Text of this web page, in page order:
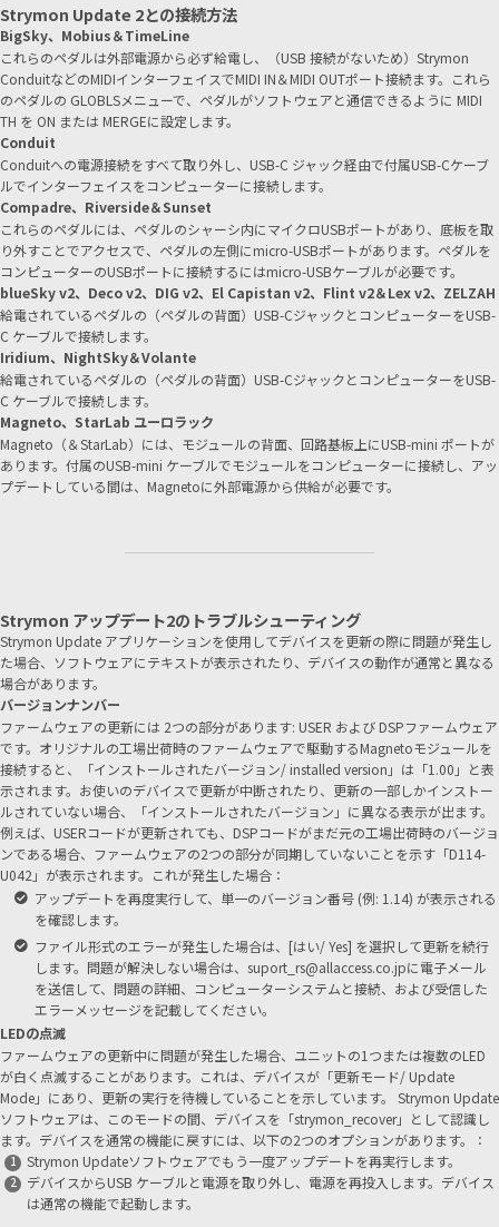
Strymon Update 2との接続方法
BigSky、Mobius＆TimeLine
これらのペダルは外部電源から必ず給電し、（USB 接続がないため）Strymon
ConduitなどのMIDIインターフェイスでMIDI IN＆MIDI OUTポート接続ます。これら
のペダルの GLOBLSメニューで、ペダルがソフトウェアと通信できるように MIDI
TH を ON または MERGEに設定します。
Conduit
Conduitへの電源接続をすべて取り外し、USB-C ジャック経由で付属USB-Cケーブ
ルでインターフェイスをコンピューターに接続します。
Compadre、Riverside＆Sunset
これらのペダルには、ペダルのシャーシ内にマイクロUSBポートがあり、底板を取
り外すことでアクセスで、ペダルの左側にmicro-USBポートがあります。ペダルを
コンピューターのUSBポートに接続するにはmicro-USBケーブルが必要です。
blueSky v2、Deco v2、DIG v2、El Capistan v2、Flint v2＆Lex v2、ZELZAH
給電されているペダルの（ペダルの背面）USB-CジャックとコンピューターをUSB-
C ケーブルで接続します。
Iridium、NightSky＆Volante
給電されているペダルの（ペダルの背面）USB-CジャックとコンピューターをUSB-
C ケーブルで接続します。
Magneto、StarLab ユーロラック
Magneto（＆StarLab）には、モジュールの背面、回路基板上にUSB-mini ポートが
あります。付属のUSB-mini ケーブルでモジュールをコンピューターに接続し、アッ
プデートしている間は、Magnetoに外部電源から供給が必要です。
Strymon アップデート2のトラブルシューティング
Strymon Update アプリケーションを使用してデバイスを更新の際に問題が発生し
た場合、ソフトウェアにテキストが表示されたり、デバイスの動作が通常と異なる
場合があります。
バージョンナンバー
ファームウェアの更新には 2つの部分があります: USER および DSPファームウェア
です。オリジナルの工場出荷時のファームウェアで駆動するMagnetoモジュールを
接続すると、「インストールされたバージョン/ installed version」は「1.00」と表
示されます。お使いのデバイスで更新が中断されたり、更新の一部しかインストー
ルされていない場合、「インストールされたバージョン」に異なる表示が出ます。
例えば、USERコードが更新されても、DSPコードがまだ元の工場出荷時のバージョ
ンである場合、ファームウェアの2つの部分が同期していないことを示す「D114-
U042」が表示されます。これが発生した場合：
アップデートを再度実行して、単一のバージョン番号 (例: 1.14) が表示される
を確認します。
ファイル形式のエラーが発生した場合は、[はい/ Yes] を選択して更新を続行
します。問題が解決しない場合は、suport_rs@allaccess.co.jpに電子メール
を送信して、問題の詳細、コンピューターシステムと接続、および受信した
エラーメッセージを記載してください。
LEDの点滅
ファームウェアの更新中に問題が発生した場合、ユニットの1つまたは複数のLED
が白く点滅することがあります。これは、デバイスが「更新モード/ Update
Mode」にあり、更新の実行を待機していることを示しています。 Strymon Update
ソフトウェアは、このモードの間、デバイスを「strymon_recover」として認識し
ます。デバイスを通常の機能に戻すには、以下の2つのオプションがあります。：
Strymon Updateソフトウェアでもう一度アップデートを再実行します。
デバイスからUSB ケーブルと電源を取り外し、電源を再投入します。デバイス
は通常の機能で起動します。